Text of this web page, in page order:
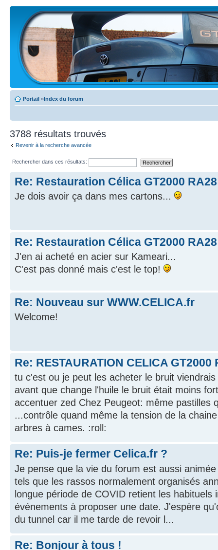
Portail »Index du forum
3788 résultats trouvés
Revenir à la recherche avancée
Rechercher dans ces résultats:
Re: Restauration Célica GT2000 RA28
Je dois avoir ça dans mes cartons...
Re: Restauration Célica GT2000 RA28
J'en ai acheté en acier sur Kameari...
C'est pas donné mais c'est le top!
Re: Nouveau sur WWW.CELICA.fr
Welcome!
Re: RESTAURATION CELICA GT2000
tu c'est ou je peut les acheter le bruit
avant que change l'huile le bruit était moins
accentuer zed Chez Peugeot: même pastilles
...contrôle quand même la tension de la
arbres à cames. :roll:
Re: Puis-je fermer Celica.fr ?
Je pense que la vie du forum est aussi
tels que les rassos normalement organisés
longue période de COVID retient les habituels
événements à proposer une date. J'espère
du tunnel car il me tarde de revoir l...
Re: Bonjour à tous !